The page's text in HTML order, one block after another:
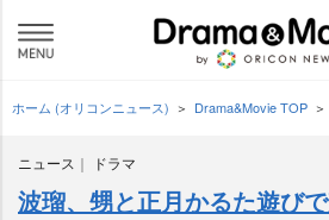
ホーム (オリコンニュース) Drama&Movie TOP
ニュース ドラマ
波瑠、甥と正月かるた遊び